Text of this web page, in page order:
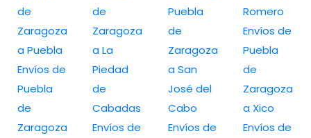
de
Zaragoza
a Puebla
Envíos de
Puebla
de
Zaragoza
de
Zaragoza
a La
Piedad
de
Cabadas
Envíos de
Puebla
de
Zaragoza
a San
José del
Cabo
Envíos de
Romero
Envíos de
Puebla
de
Zaragoza
a Xico
Envíos de